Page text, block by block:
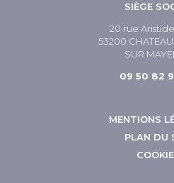
SIÈGE
20 rue
53200
SUR
09 50 82
MENTIONS
PLAN DU